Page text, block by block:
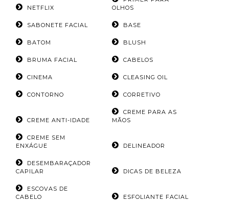
NETFLIX
OLHOS
SABONETE FACIAL BASE
BATOM BLUSH
BRUMA FACIAL CABELOS
CINEMA CLEASING OIL
CONTORNO CORRETIVO
CREME ANTI-IDADE
CREME PARA AS
MÃOS
CREME SEM
ENXÁGUE
DELINEADOR
DESEMBARAÇADOR
CAPILAR
DICAS DE BELEZA
ESCOVAS DE
CABELO
ESFOLIANTE FACIAL